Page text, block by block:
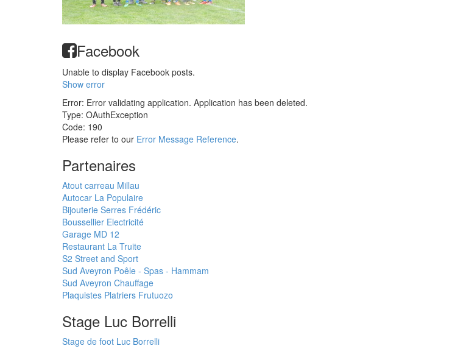
Facebook
Unable to display Facebook posts.
Show error
Error: Error validating application. Application has been deleted.
Type: OAuthException
Code: 190
Please refer to our Error Message Reference.
Partenaires
Atout carreau Millau
Autocar La Populaire
Bijouterie Serres Frédéric
Boussellier Electricité
Garage MD 12
Restaurant La Truite
S2 Street and Sport
Sud Aveyron Poêle - Spas - Hammam
Sud Aveyron Chauffage
Plaquistes Platriers Frutuozo
Stage Luc Borrelli
Stage de foot Luc Borrelli